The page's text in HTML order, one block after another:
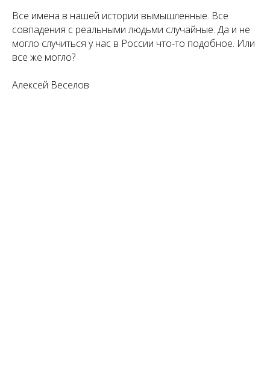
Все имена в нашей истории вымышленные. Все
совпадения с реальными людьми случайные. Да и не
могло случиться у нас в России что-то подобное. Или
все же могло?
Алексей Веселов